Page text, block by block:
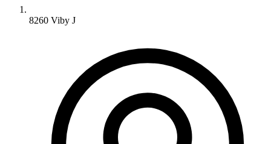
8260 Viby J